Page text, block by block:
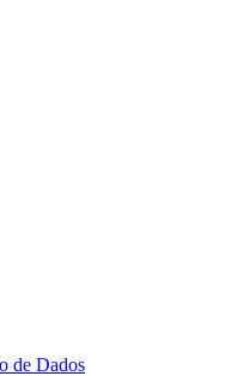
de Dados